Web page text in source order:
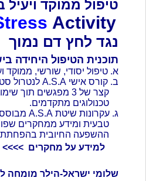
טיפול ממוקד
Activity
נגד לחץ דם נמוך
תוכנית הטיפול היחידה
א. טיפול יסודי, שורשי, ממוקד
ב. קורס אישי A.S.A לנטרול סטרס בתהליך
קצר של 3 מפגשים תוך שימוש בעזרים
טכנולוגים מתקדמים.
ג. עקרונות שיטת A.S.A מבוססים על רפואה
טבעית ומידע ממחקרים
ההשפעה החיובית
למידע על מחקרים >>>>
שלומי ישראל-הילר מומחה